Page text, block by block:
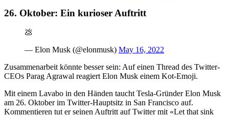
26. Oktober: Ein kurioser Auftritt
💩
— Elon Musk (@elonmusk) May 16, 2022
Zusammenarbeit könnte besser sein: Auf einen Thread des Twitter-
CEOs Parag Agrawal reagiert Elon Musk einem Kot-Emoji.
Mit einem Lavabo in den Händen taucht Tesla-Gründer Elon Musk
am 26. Oktober im Twitter-Hauptsitz in San Francisco auf.
Kommentieren tut er seinen Auftritt auf Twitter mit «Let that sink